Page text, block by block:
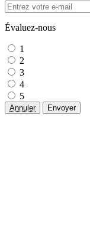
Évaluez-nous
1
2
3
4
5
Annuler Envoyer